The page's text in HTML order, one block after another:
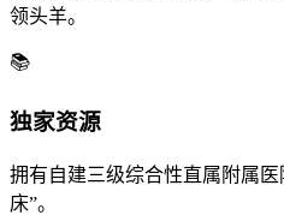
领头羊。
📚
独家资源
拥有自建三级综合性直属附属
床”。